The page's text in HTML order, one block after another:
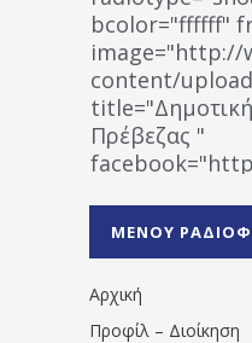
bcolor="ffffff"
image="http://
content/
Πρέβεζας "
ΜΕΝΟΥ
Αρχική
Προφίλ – Διοίκηση